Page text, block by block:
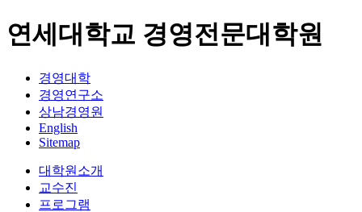
연세대학교 경영전문대학원
경영대학
경영연구소
상남경영원
English
Sitemap
대학원소개
교수진
프로그램